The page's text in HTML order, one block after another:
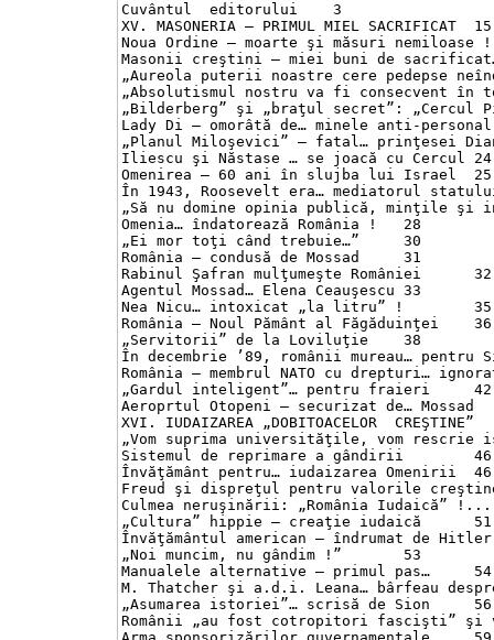
Cuvântul  editorului	3
XV. MASONERIA – PRIMUL MIEL SACRIFICAT	15
Noua Ordine – moarte şi măsuri nemiloase !	15
Masonii creştini – miei buni de sacrificat…
„Aureola puterii noastre cere pedepse
„Absolutismul nostru va fi consecvent în
„Bilderberg” şi „braţul secret”: „Cercul
Lady Di – omorâtă de… minele anti-personal	22
„Planul Miloşevici” – fatal… prinţesei Diana
Iliescu şi Năstase … se joacă cu Cercul	24
Omenirea – 60 ani în slujba lui Israel	25
În 1943, Roosevelt era… mediatorul statului
„Să nu domine opinia publică, minţile şi
Omenia… îndatorează România !	28
„Ei mor toţi când trebuie…”	30
România – condusă de Mossad	31
Rabinul Şafran mulţumeşte României	32
Agentul Mossad… Elena Ceauşescu	33
Nea Nicu… intoxicat „la litru” !	35
România – Noul Pământ al Făgăduinţei	36
„Servitorii” de la Loviluţie	38
În decembrie ’89, românii mureau… pentru Sion
România – membrul NATO cu drepturi… ignorate
„Gardul inteligent”… pentru fraieri	42
Aeroprtul Otopeni – securizat de… Mossad	43
XVI. IUDAIZAREA „DOBITOACELOR  CREŞTINE”	45
„Vom suprima universităţile, vom rescrie
Sistemul de reprimare a gândirii	46
Învăţământ pentru… iudaizarea Omenirii	46
Freud şi dispreţul pentru valorile creştine
Culmea neruşinării: „România Iudaică” !...	49
„Cultura” hippie – creaţie iudaică	51
Învăţământul american – îndrumat de Hitler !
„Noi muncim, nu gândim !”	53
Manualele alternative – primul pas…	54
M. Thatcher şi a.d.i. Leana… bârfeau despre
„Asumarea istoriei”… scrisă de Sion	56
Românii „au fost cotropitori fascişti” şi